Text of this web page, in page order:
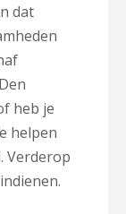
dat
heb je
helpen
Verderop